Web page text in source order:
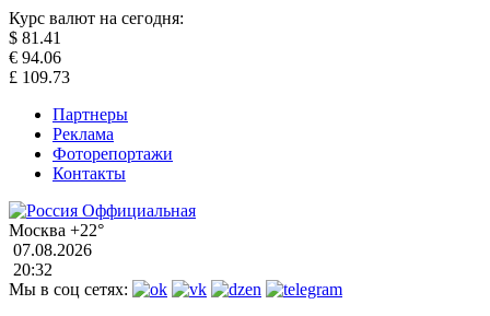
Курс валют на сегодня:
$ 81.41
€ 94.06
£ 109.73
Партнеры
Реклама
Фоторепортажи
Контакты
Москва +22°
07.08.2026
20:32
Мы в соц сетях: